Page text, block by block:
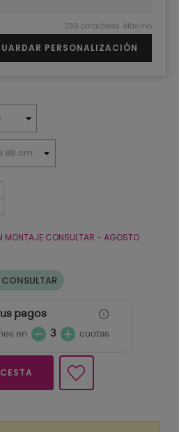
250 caracteres. Máximo
PERSONALIZACIÓN
MONTAJE CONSULTAR - AGOSTO
pagos
en 3 cuotas